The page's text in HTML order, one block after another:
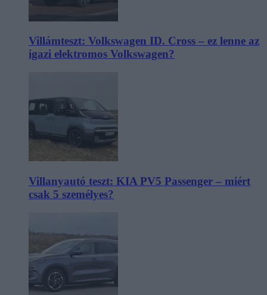
Villámteszt: Volkswagen ID. Cross – ez lenne az
igazi elektromos Volkswagen?
Villanyautó teszt: KIA PV5 Passenger – miért
csak 5 személyes?